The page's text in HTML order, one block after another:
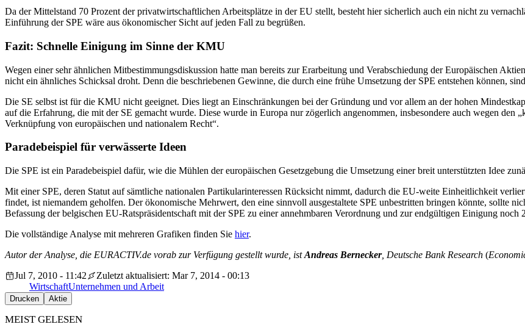
Da der Mittelstand 70 Prozent der privatwirtschaftlichen Arbeitsplätze in der EU stellt, besteht hier sicherlich auch ein nicht zu
Einführung der SPE wäre aus ökonomischer Sicht auf jeden Fall zu begrüßen.
Fazit: Schnelle Einigung im Sinne der KMU
Wegen einer sehr ähnlichen Mitbestimmungsdiskussion hatte man bereits zur Erarbeitung und Verabschiedung der Europäischen
nicht ein ähnliches Schicksal droht. Denn die beschriebenen Gewinne, die durch eine frühe Umsetzung der SPE entstehen können,
Die SE selbst ist für die KMU nicht geeignet. Dies liegt an Einschränkungen bei der Gründung und vor allem an der hohen
auf die Erfahrung, die mit der SE gemacht wurde. Diese wurde in Europa nur zögerlich angenommen, insbesondere auch wegen den
Verknüpfung von europäischen und nationalem Recht“.
Paradebeispiel für verwässerte Ideen
Die SPE ist ein Paradebeispiel dafür, wie die Mühlen der europäischen Gesetzgebung die Umsetzung einer breit unterstützten Idee
Mit einer SPE, deren Statut auf sämtliche nationalen Partikularinteressen Rücksicht nimmt, dadurch die EU-weite Einheitlichkeit
findet, ist niemandem geholfen. Der ökonomische Mehrwert, den eine sinnvoll ausgestaltete SPE unbestritten bringen könnte, sollte
Befassung der belgischen EU-Ratspräsidentschaft mit der SPE zu einer annehmbaren Verordnung und zur endgültigen Einigung noch
Die vollständige Analyse mit mehreren Grafiken finden Sie hier.
Autor der Analyse, die EURACTIV.de vorab zur Verfügung gestellt wurde, istAndreas Bernecker, Deutsche Bank Research (
Jul 7, 2010 - 11:42
Zuletzt aktualisiert: Mar 7, 2014 - 00:13
WirtschaftUnternehmen und Arbeit
Drucken Aktie
MEIST GELESEN